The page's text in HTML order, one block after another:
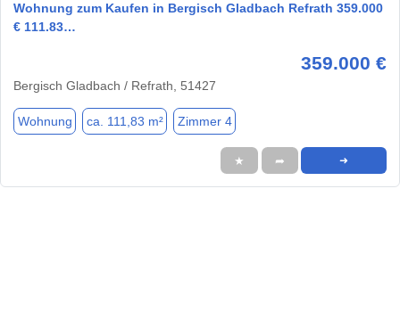
Wohnung zum Kaufen in Bergisch Gladbach Refrath 359.000
€ 111.83…
359.000 €
Bergisch Gladbach / Refrath, 51427
Wohnung ca. 111,83 m² Zimmer 4
★ ➦ ➜